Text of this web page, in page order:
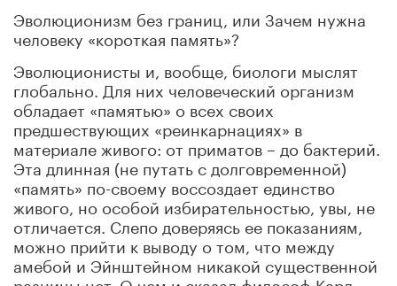
Эволюционизм без границ, или Зачем нужна
человеку «короткая память»?
Эволюционисты и, вообще, биологи мыслят
глобально. Для них человеческий организм
обладает «памятью» о всех своих
предшествующих «реинкарнациях» в
материале живого: от приматов – до бактерий.
Эта длинная (не путать с долговременной)
«память» по-своему воссоздает единство
живого, но особой избирательностью, увы, не
отличается. Слепо доверяясь ее показаниям,
можно прийти к выводу о том, что между
амебой и Эйнштейном никакой существенной